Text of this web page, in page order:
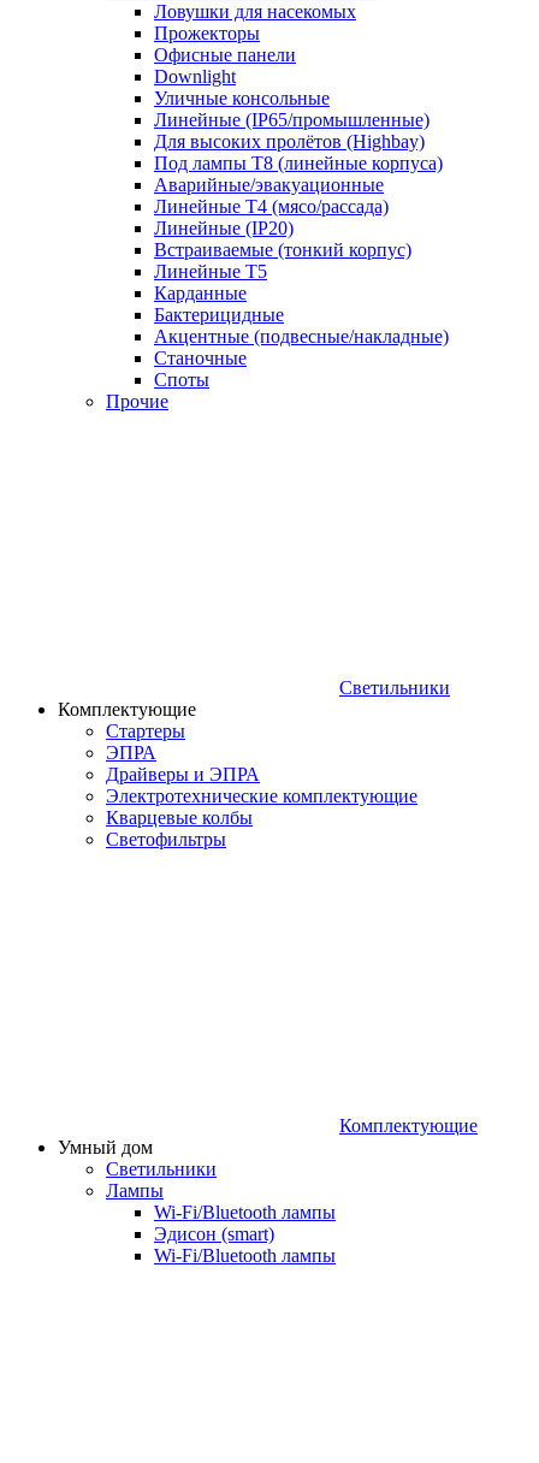
Ловушки для насекомых
Прожекторы
Офисные панели
Downlight
Уличные консольные
Линейные (IP65/промышленные)
Для высоких пролётов (Highbay)
Под лампы T8 (линейные корпуса)
Аварийные/эвакуационные
Линейные T4 (мясо/рассада)
Линейные (IP20)
Встраиваемые (тонкий корпус)
Линейные T5
Карданные
Бактерицидные
Акцентные (подвесные/накладные)
Станочные
Споты
Прочие
Светильники
Комплектующие
Стартеры
ЭПРА
Драйверы и ЭПРА
Электротехнические комплектующие
Кварцевые колбы
Светофильтры
Комплектующие
Умный дом
Светильники
Лампы
Wi‑Fi/Bluetooth лампы
Эдисон (smart)
Wi-Fi/Bluetooth лампы